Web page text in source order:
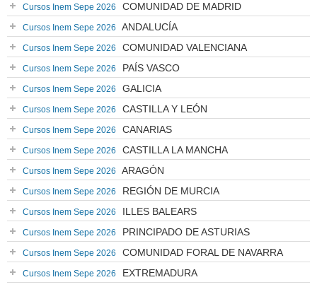
Cursos Inem Sepe 2026 COMUNIDAD DE MADRID
Cursos Inem Sepe 2026 ANDALUCÍA
Cursos Inem Sepe 2026 COMUNIDAD VALENCIANA
Cursos Inem Sepe 2026 PAÍS VASCO
Cursos Inem Sepe 2026 GALICIA
Cursos Inem Sepe 2026 CASTILLA Y LEÓN
Cursos Inem Sepe 2026 CANARIAS
Cursos Inem Sepe 2026 CASTILLA LA MANCHA
Cursos Inem Sepe 2026 ARAGÓN
Cursos Inem Sepe 2026 REGIÓN DE MURCIA
Cursos Inem Sepe 2026 ILLES BALEARS
Cursos Inem Sepe 2026 PRINCIPADO DE ASTURIAS
Cursos Inem Sepe 2026 COMUNIDAD FORAL DE NAVARRA
Cursos Inem Sepe 2026 EXTREMADURA